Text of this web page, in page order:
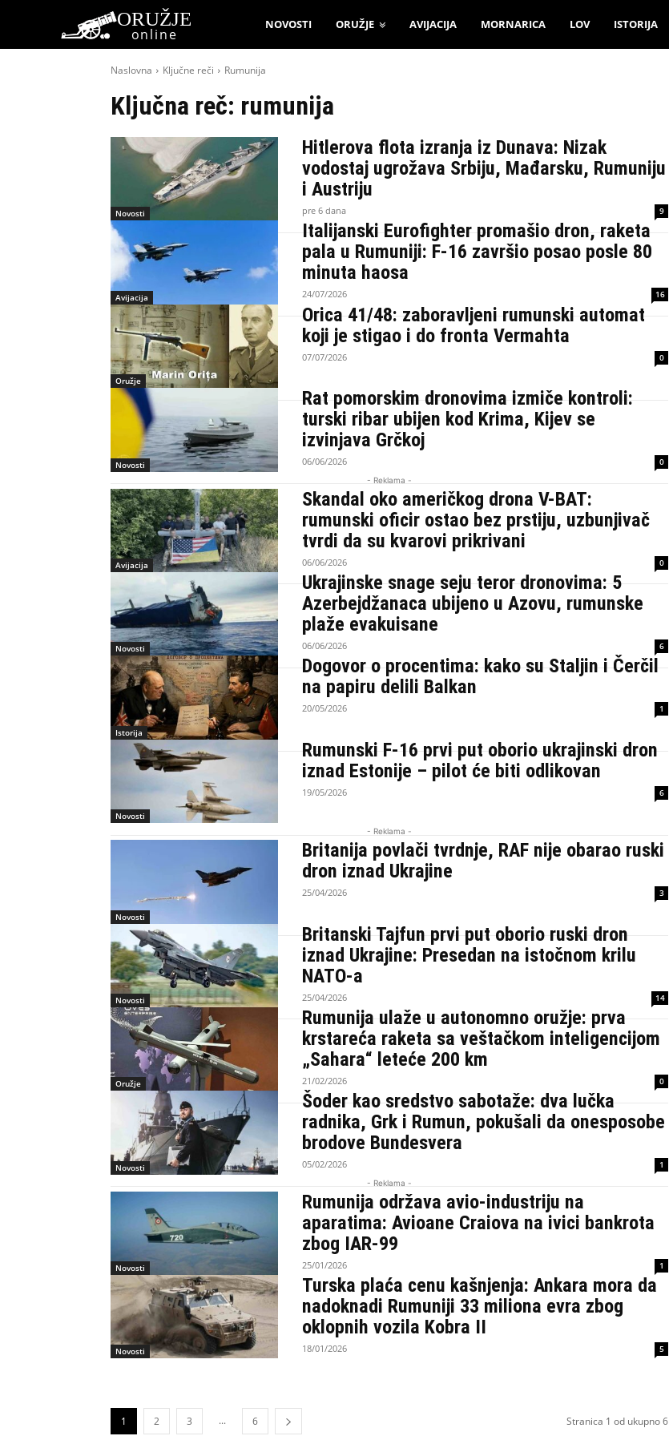
ORUŽJE
online
NOVOSTI ORUŽJE AVIJACIJA MORNARICA LOV ISTORIJA
Naslovna Ključne reči Rumunija
Ključna reč: rumunija
Novosti
Hitlerova flota izranja iz Dunava: Nizak
vodostaj ugrožava Srbiju, Mađarsku, Rumuniju
i Austriju
pre 6 dana 9
Avijacija
Italijanski Eurofighter promašio dron, raketa
pala u Rumuniji: F-16 završio posao posle 80
minuta haosa
24/07/2026 16
Oružje
Orica 41/48: zaboravljeni rumunski automat
koji je stigao i do fronta Vermahta
07/07/2026 0
Novosti
Rat pomorskim dronovima izmiče kontroli:
turski ribar ubijen kod Krima, Kijev se
izvinjava Grčkoj
06/06/2026 0
- Reklama -
Avijacija
Skandal oko američkog drona V-BAT:
rumunski oficir ostao bez prstiju, uzbunjivač
tvrdi da su kvarovi prikrivani
06/06/2026 0
Novosti
Ukrajinske snage seju teror dronovima: 5
Azerbejdžanaca ubijeno u Azovu, rumunske
plaže evakuisane
06/06/2026 6
Istorija
Dogovor o procentima: kako su Staljin i Čerčil
na papiru delili Balkan
20/05/2026 1
Novosti
Rumunski F-16 prvi put oborio ukrajinski dron
iznad Estonije – pilot će biti odlikovan
19/05/2026 6
- Reklama -
Novosti
Britanija povlači tvrdnje, RAF nije obarao ruski
dron iznad Ukrajine
25/04/2026 3
Novosti
Britanski Tajfun prvi put oborio ruski dron
iznad Ukrajine: Presedan na istočnom krilu
NATO-a
25/04/2026 14
Oružje
Rumunija ulaže u autonomno oružje: prva
krstareća raketa sa veštačkom inteligencijom
„Sahara“ leteće 200 km
21/02/2026 0
Novosti
Šoder kao sredstvo sabotaže: dva lučka
radnika, Grk i Rumun, pokušali da onesposobe
brodove Bundesvera
05/02/2026 1
- Reklama -
Novosti
Rumunija održava avio-industriju na
aparatima: Avioane Craiova na ivici bankrota
zbog IAR-99
25/01/2026 1
Novosti
Turska plaća cenu kašnjenja: Ankara mora da
nadoknadi Rumuniji 33 miliona evra zbog
oklopnih vozila Kobra II
18/01/2026 5
1 2 3 ... 6 Stranica 1 od ukupno 6